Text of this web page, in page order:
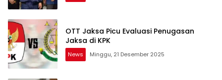
OTT Jaksa Picu Evaluasi Penugasan
Jaksa di KPK
News Minggu, 21 Desember 2025